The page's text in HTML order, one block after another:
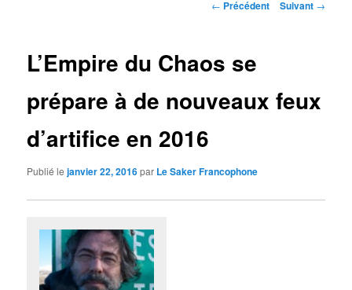
Navigation
← Précédent Suivant →
L’Empire du Chaos se
prépare à de nouveaux feux
d’artifice en 2016
Publié lejanvier 22, 2016par Le Saker Francophone